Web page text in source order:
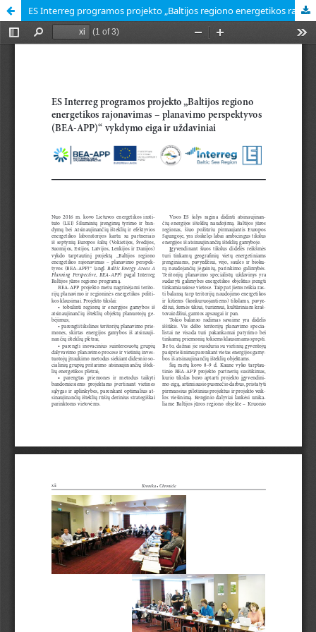
ES Interreg programos projekto „Baltijos regiono energetikos rajonavimas – planavimo perspektyvos (BEA-APP)“ vykdymo eiga ir uždaviniai